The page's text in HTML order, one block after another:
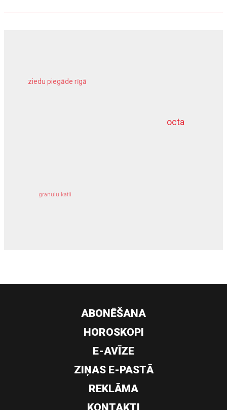
octa
ziedu piegāde rīgā
granulu katli
dziļurbums
ABONĒŠANA
HOROSKOPI
E-AVĪZE
ZIŅAS E-PASTĀ
REKLĀMA
KONTAKTI